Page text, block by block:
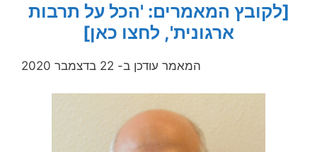
[לקובץ המאמרים: 'הכל על תרבות
ארגונית', לחצו כאן]
המאמר עודכן ב- 22 בדצמבר 2020